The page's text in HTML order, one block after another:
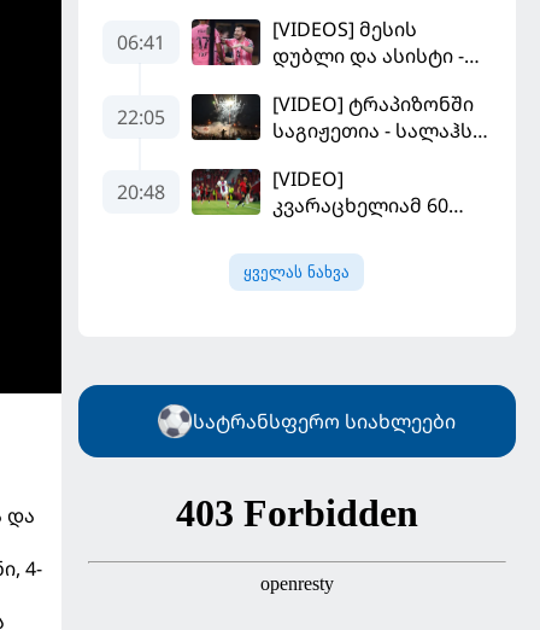
და
4-
06:41
[VIDEOS] მესის
დუბლი და ასისტი -
"სან ლუისს" მოუგო
22:05
[VIDEO] ტრაპიზონში
საგიჟეთია - სალაჰს
დახვდა
20:48
[VIDEO]
კვარაცხელიამ 60
სეზონის პირველ
მატჩში
ყველას ნახვა
სატრანსფერო სიახლეები